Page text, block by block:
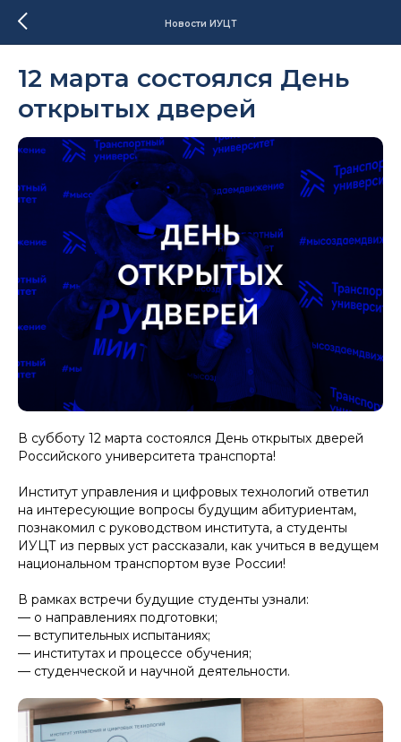
Новости ИУЦТ
12 марта состоялся День
открытых дверей
В субботу 12 марта состоялся День открытых дверей
Российского университета транспорта!
Институт управления и цифровых технологий ответил
на интересующие вопросы будущим абитуриентам,
познакомил с руководством института, а студенты
ИУЦТ из первых уст рассказали, как учиться в ведущем
национальном транспортом вузе России!
В рамках встречи будущие студенты узнали:
— о направлениях подготовки;
— вступительных испытаниях;
— институтах и процессе обучения;
— студенческой и научной деятельности.